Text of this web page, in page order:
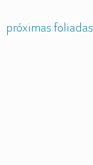
próximas foliadas